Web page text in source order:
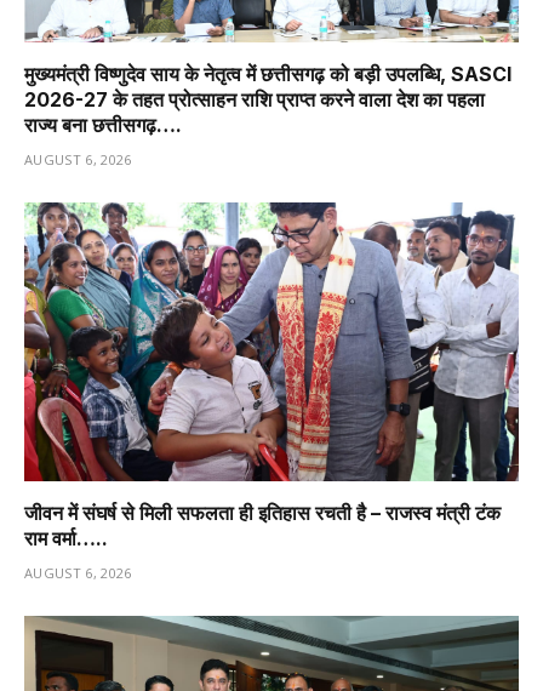
मुख्यमंत्री विष्णुदेव साय के नेतृत्व में छत्तीसगढ़ को बड़ी उपलब्धि, SASCI
2026-27 के तहत प्रोत्साहन राशि प्राप्त करने वाला देश का पहला
राज्य बना छत्तीसगढ़….
AUGUST 6, 2026
जीवन में संघर्ष से मिली सफलता ही इतिहास रचती है – राजस्व मंत्री टंक
राम वर्मा…..
AUGUST 6, 2026